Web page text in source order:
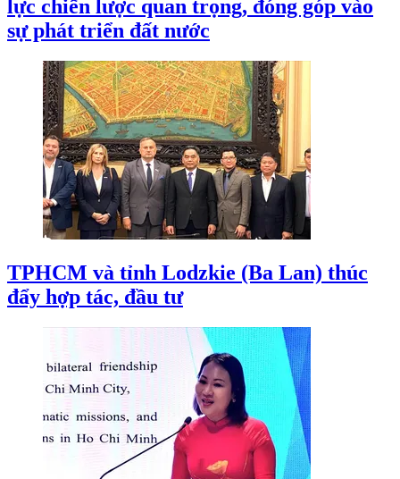
lực chiến lược quan trọng, đóng góp vào
sự phát triển đất nước
TPHCM và tỉnh Lodzkie (Ba Lan) thúc
đẩy hợp tác, đầu tư